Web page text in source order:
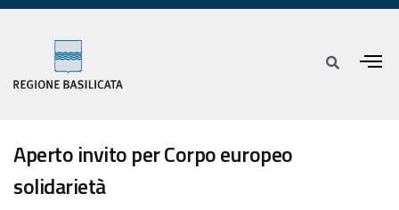
Aperto invito per Corpo europeo
solidarietà